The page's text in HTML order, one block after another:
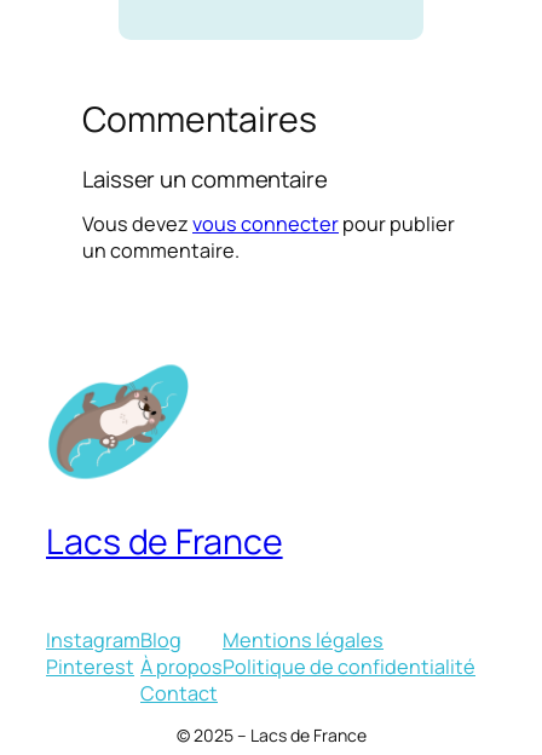
Commentaires
Laisser un commentaire
Vous devezvous connecterpour publier
un commentaire.
Lacs de France
Instagram
Pinterest
Blog
À propos
Contact
Mentions légales
Politique de confidentialité
© 2025 – Lacs de France